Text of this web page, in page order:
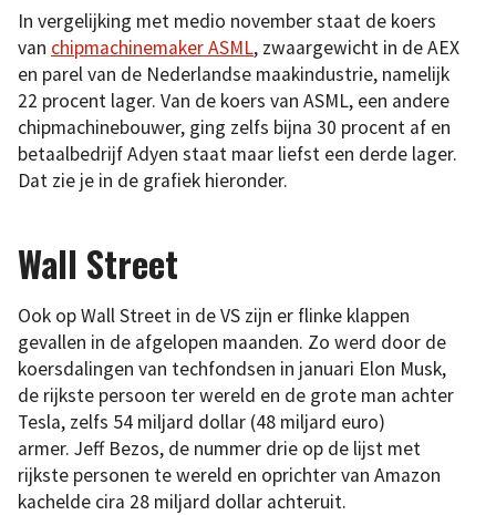
In vergelijking met medio november staat de koers
van chipmachinemaker ASML, zwaargewicht in de AEX
en parel van de Nederlandse maakindustrie, namelijk
22 procent lager. Van de koers van ASML, een andere
chipmachinebouwer, ging zelfs bijna 30 procent af en
betaalbedrijf Adyen staat maar liefst een derde lager.
Dat zie je in de grafiek hieronder.
Wall Street
Ook op Wall Street in de VS zijn er flinke klappen
gevallen in de afgelopen maanden. Zo werd door de
koersdalingen van techfondsen in januari Elon Musk,
de rijkste persoon ter wereld en de grote man achter
Tesla, zelfs 54 miljard dollar (48 miljard euro)
armer. Jeff Bezos, de nummer drie op de lijst met
rijkste personen te wereld en oprichter van Amazon
kachelde cira 28 miljard dollar achteruit.